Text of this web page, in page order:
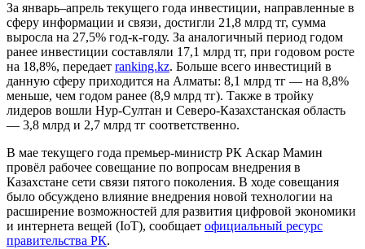
За январь–апрель текущего года инвестиции, направленные в
сферу информации и связи, достигли 21,8 млрд тг, сумма
выросла на 27,5% год-к-году. За аналогичный период годом
ранее инвестиции составляли 17,1 млрд тг, при годовом росте
на 18,8%, передает ranking.kz. Больше всего инвестиций в
данную сферу приходится на Алматы: 8,1 млрд тг — на 8,8%
меньше, чем годом ранее (8,9 млрд тг). Также в тройку
лидеров вошли Нур-Султан и Северо-Казахстанская область
— 3,8 млрд и 2,7 млрд тг соответственно.
В мае текущего года премьер-министр РК Аскар Мамин
провёл рабочее совещание по вопросам внедрения в
Казахстане сети связи пятого поколения. В ходе совещания
было обсуждено влияние внедрения новой технологии на
расширение возможностей для развития цифровой экономики
и интернета вещей (IoT), сообщает официальный ресурс
правительства РК.